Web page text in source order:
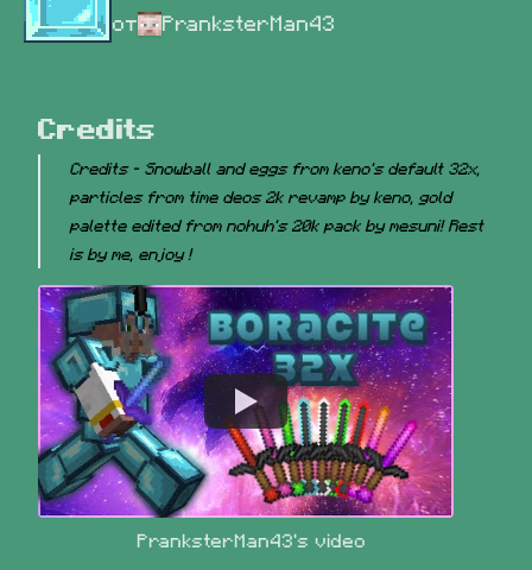
от PranksterMan43
Credits
Credits - Snowball and eggs from keno's default 32x,
particles from time deos 2k revamp by keno, gold
palette edited from nohuh's 20k pack by mesuni! Rest
is by me, enjoy !